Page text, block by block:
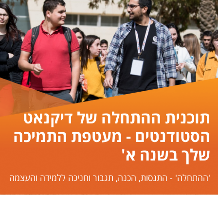
תוכנית ההתחלה של דיקנאט
הסטודנטים - מעטפת התמיכה
שלך בשנה א'
'ההתחלה' - התנסות, הכנה, תגבור וחניכה ללמידה והעצמה